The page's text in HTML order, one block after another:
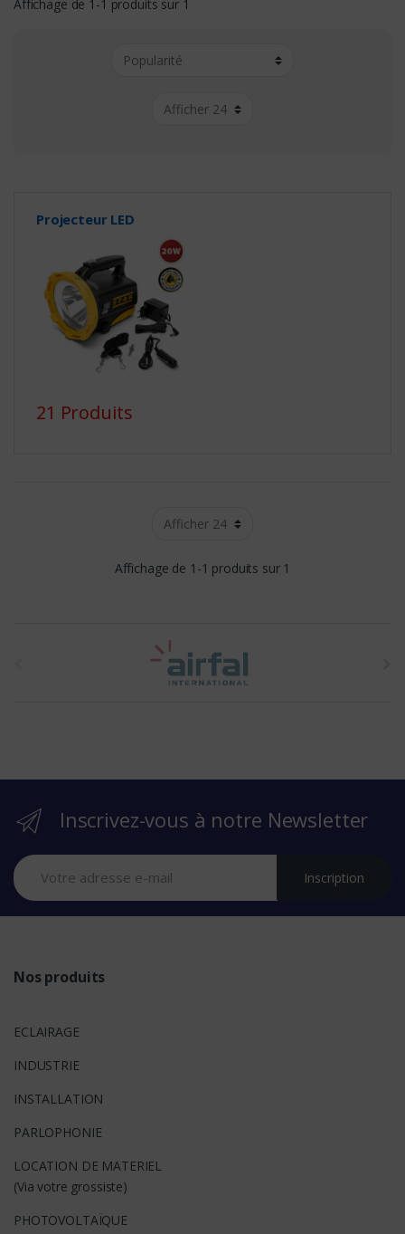
Affichage de 1-1 produits sur 1
Projecteur LED
21 Produits
Affichage de 1-1 produits sur 1
r
Inscrivez-vous à notre Newsletter
Inscription
Nos produits
ECLAIRAGE
INDUSTRIE
INSTALLATION
PARLOPHONIE
LOCATION DE MATERIEL
(Via votre grossiste)
PHOTOVOLTAÏQUE